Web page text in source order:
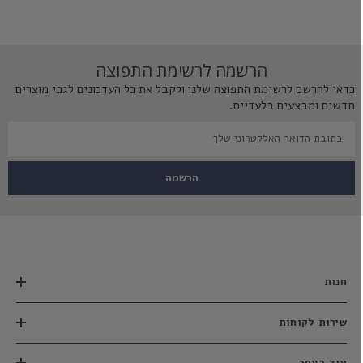
הרשמה לרשימת התפוצה
כדאי להרשם לרשימת התפוצה שלנו ולקבל את כל העדכונים לגבי מוצרים
חדשים ומבצעים בלעדיים.
הרשמה
חנות
שירות לקוחות